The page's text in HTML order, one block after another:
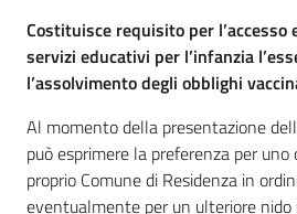
Costituisce requisito per l’accesso
servizi educativi per l’infanzia
l’assolvimento degli obblighi
Al momento della presentazione
può esprimere la preferenza per
proprio Comune di Residenza in
eventualmente per un ulteriore